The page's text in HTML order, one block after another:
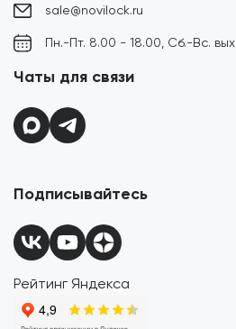
sale@novilock.ru
Пн.-Пт. 8.00 - 18.00, Сб.-Вс.
Чаты для связи
Подписывайтесь
Рейтинг Яндекса